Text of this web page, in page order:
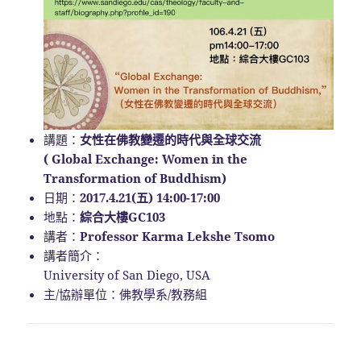
講題：女性在佛教變遷的時代與全球交流
( Global Exchange: Women in the
Transformation of Buddhism)
日期：2017.4.21(五) 14:00-17:00
地點：綜合大樓GC103
講者：Professor Karma Lekshe Tsomo
講者簡介：
University of San Diego, USA
主/協辦單位：佛教學系/教務組